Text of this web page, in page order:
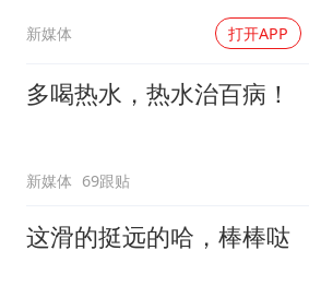
新媒体 打开APP
多喝热水，热水治百病！
新媒体 69跟贴
这滑的挺远的哈，棒棒哒